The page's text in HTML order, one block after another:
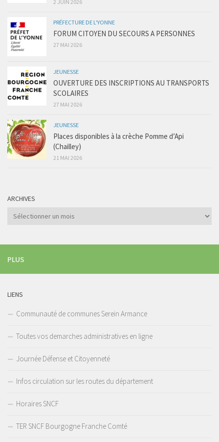
2 JUIN 2026
PRÉFECTURE DE L'YONNE
FORUM CITOYEN DU SECOURS A PERSONNES
27 MAI 2026
JEUNESSE
OUVERTURE DES INSCRIPTIONS AU TRANSPORTS
SCOLAIRES
27 MAI 2026
JEUNESSE
Places disponibles à la crèche Pomme d’Api
(Chailley)
21 MAI 2026
ARCHIVES
Archives
PLUS
LIENS
Communauté de communes Serein Armance
Toutes vos demarches administratives en ligne
Journée Défense et Citoyenneté
Infos circulation sur les routes du département
Horaires SNCF
TER SNCF Bourgogne Franche Comté